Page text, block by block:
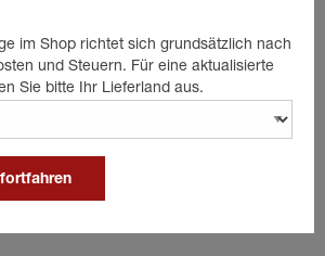
im Shop richtet sich grundsätzlich nach
und Steuern. Für eine aktualisierte
Sie bitte Ihr Lieferland aus.